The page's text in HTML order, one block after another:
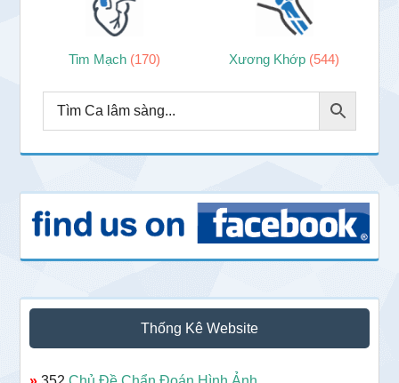
Tim Mạch (170) Xương Khớp (544)
Thống Kê Website